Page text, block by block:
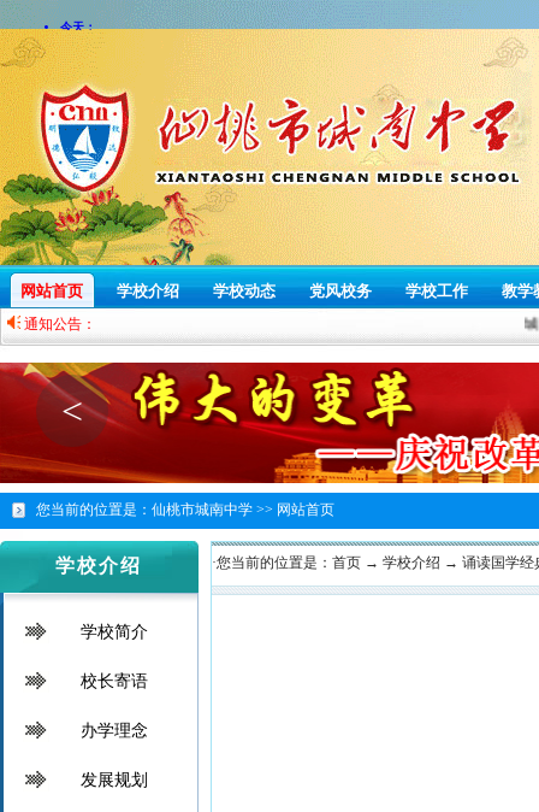
网站首页 学校介绍 学校动态 党风校务 学校工作 教学
通知公告：
<
您当前的位置是： 仙桃市城南中学 >> 网站首页
学校介绍
学校简介
校长寄语
办学理念
发展规划
·您当前的位置是： 首页 → 学校介绍 → 诵读国学经